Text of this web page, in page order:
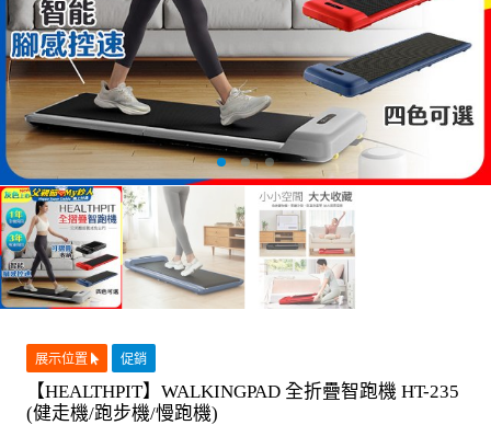
展示位置 促銷
【HEALTHPIT】WALKINGPAD 全折疊智跑機 HT-235
(健走機/跑步機/慢跑機)